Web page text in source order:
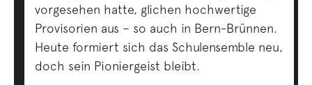
vorgesehen hatte, glichen hochwertige
Provisorien aus – so auch in Bern-Brünnen.
Heute formiert sich das Schulensemble neu,
doch sein Pioniergeist bleibt.